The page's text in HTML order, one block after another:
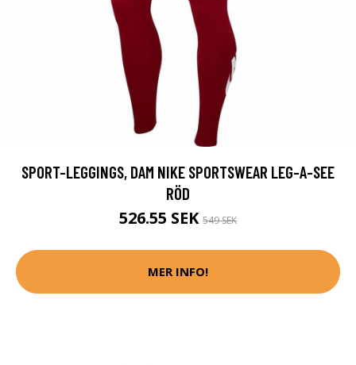
SPORT-LEGGINGS, DAM NIKE SPORTSWEAR LEG-A-SEE
RÖD
526.55 SEK 549 SEK
MER INFO!